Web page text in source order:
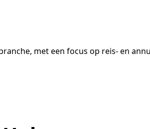
met een focus op reis- en